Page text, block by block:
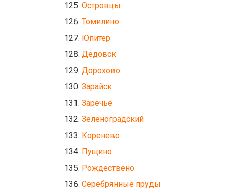
Островцы
Томилино
Юпитер
Дедовск
Дорохово
Зарайск
Заречье
Зеленоградский
Коренево
Пущино
Рождествено
Серебрянные пруды